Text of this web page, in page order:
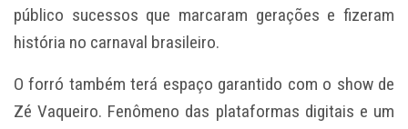
público sucessos que marcaram gerações e fizeram
história no carnaval brasileiro.
O forró também terá espaço garantido com o show de
Zé Vaqueiro. Fenômeno das plataformas digitais e um